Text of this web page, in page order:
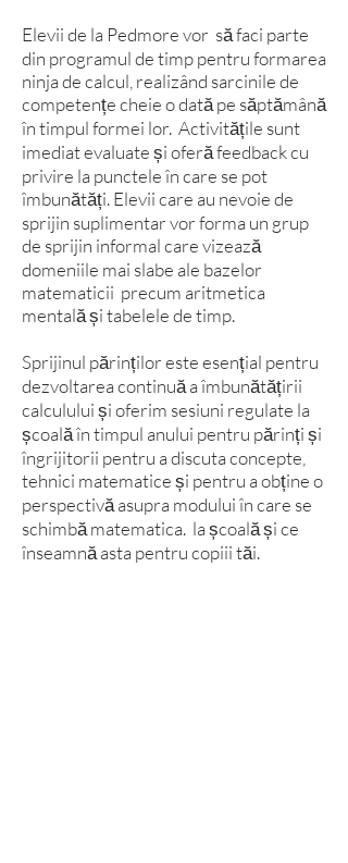
Elevii de la Pedmore vor să faci parte
din programul de timp pentru formarea
ninja de calcul, realizând sarcinile de
competențe cheie o dată pe săptămână
în timpul formei lor. Activitățile sunt
imediat evaluate și oferă feedback cu
privire la punctele în care se pot
îmbunătăți. Elevii care au nevoie de
sprijin suplimentar vor forma un grup
de sprijin informal care vizează
domeniile mai slabe ale bazelor
matematicii precum aritmetica
mentală și tabelele de timp.
Sprijinul părinților este esențial pentru
dezvoltarea continuă a îmbunătățirii
calculului și oferim sesiuni regulate la
școală în timpul anului pentru părinți și
îngrijitorii pentru a discuta concepte,
tehnici matematice și pentru a obține o
perspectivă asupra modului în care se
schimbă matematica. la școală și ce
înseamnă asta pentru copiii tăi.